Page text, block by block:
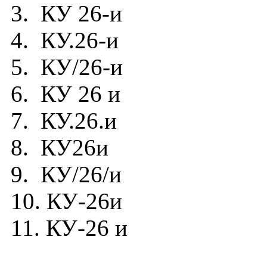
3. КУ 26-и
4. КУ.26-и
5. КУ/26-и
6. КУ 26 и
7. КУ.26.и
8. КУ26и
9. КУ/26/и
10. КУ-26и
11. КУ-26 и